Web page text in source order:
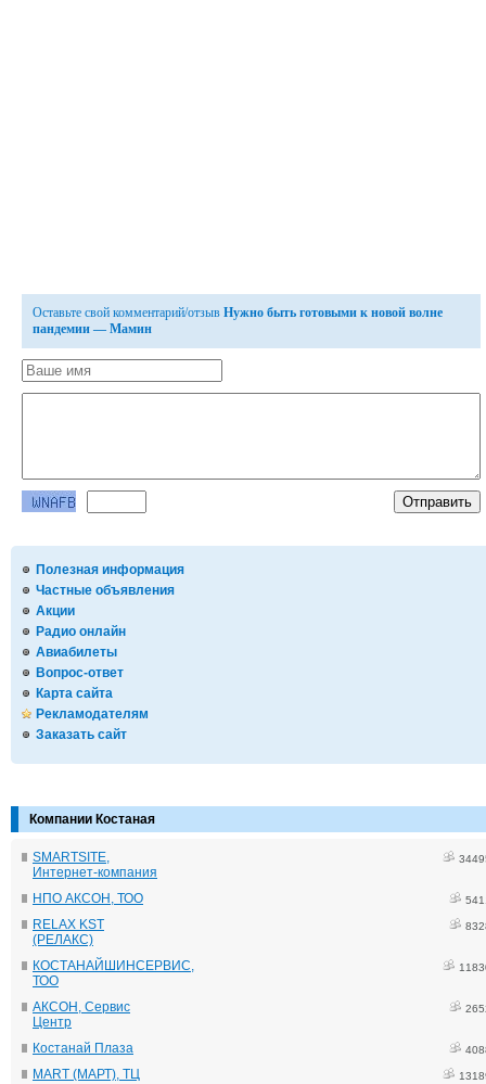
Полезная информация
Частные объявления
Акции
Радио онлайн
Авиабилеты
Вопрос-ответ
Карта сайта
Рекламодателям
Заказать сайт
Компании Костаная
SMARTSITE,
Интернет-компания
НПО АКСОН, ТОО
RELAX KST
(РЕЛАКС)
КОСТАНАЙШИНСЕРВИС,
ТОО
АКСОН, Сервис
Центр
Костанай Плаза
MART (МАРТ), ТЦ
Оставьте свой комментарий/отзыв Нужно быть готовыми к новой волне
пандемии — Мамин